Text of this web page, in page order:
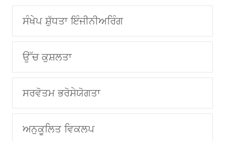
ਸੰਖੇਪ ਸ਼ੁੱਧਤਾ ਇੰਜੀਨੀਅਰਿੰਗ
ਉੱਚ ਕੁਸ਼ਲਤਾ
ਸਰਵੋਤਮ ਭਰੋਸੇਯੋਗਤਾ
ਅਨੁਕੂਲਿਤ ਵਿਕਲਪ